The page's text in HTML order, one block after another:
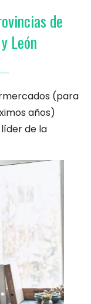
de
León
(para
años)
de la